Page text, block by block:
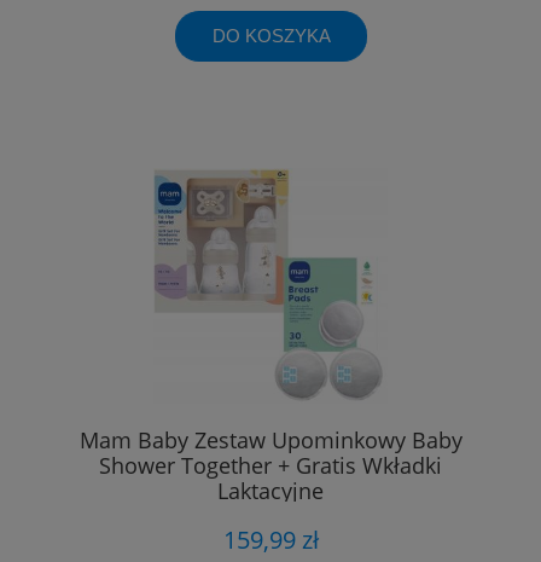
DO KOSZYKA
Mam Baby Zestaw Upominkowy Baby
Shower Together + Gratis Wkładki
Laktacyjne
159,99 zł